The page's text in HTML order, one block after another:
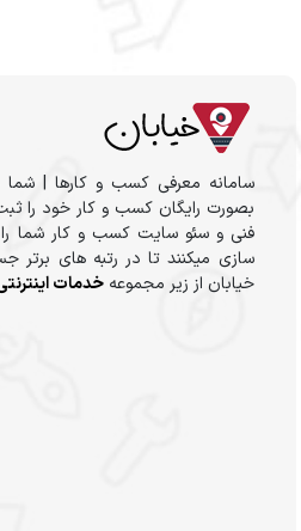
سامانه معرفی کسب و کارها |
بصورت رایگان کسب و کار خود را
فنی و سئو سایت کسب و کار شما
سازی میکنند تا در رتبه های برتر
خیابان از زیر مجموعهخدمات